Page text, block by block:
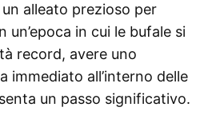
alleato prezioso per
un’epoca in cui le bufale si
record, avere uno
immediato all’interno delle
un passo significativo.